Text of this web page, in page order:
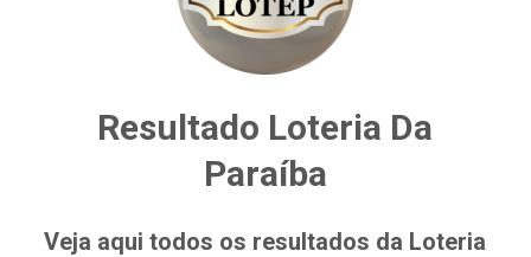
Resultado Loteria Da
Paraíba
Veja aqui todos os resultados da Loteria